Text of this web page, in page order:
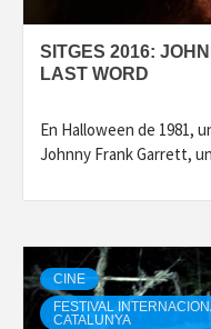
SITGES 2016:
LAST WORD
En Halloween de 1981,
Johnny Frank Garrett,
CINE
FESTIVAL
CATALUNYA